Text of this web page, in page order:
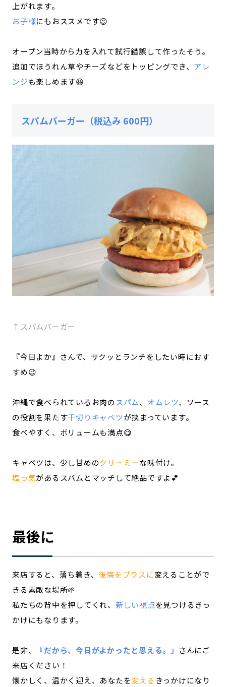
上がれます。
お子様にもおススメです😉
オープン当時から力を入れて試行錯誤して作ったそう。
追加でほうれん草やチーズなどをトッピングでき、 アレ
ンジも楽しめます😆
スパムバーガー（税込み 600円）
↑スパムバーガー
『今日よか』さんで、サクッとランチをしたい時におす
すめ😉
沖縄で食べられているお肉のスパム、 オムレツ、ソース
の役割を果たす千切りキャベツが挟まっています。
食べやすく、ボリュームも満点😋
キャベツは、少し甘めのクリーミー な味付け。
塩っ気があるスパムとマッチして絶品ですよ💕
最後に
来店すると、落ち着き、後悔をプラスに変えることがで
きる素敵な場所🌱
私たちの背中を押してくれ、 新しい視点を見つけるきっ
かけにもなります。
是非、 『だから、今日がよかったと思える。』 さんにご
来店ください！
懐かしく、温かく迎え、あなたを変える きっかけになり